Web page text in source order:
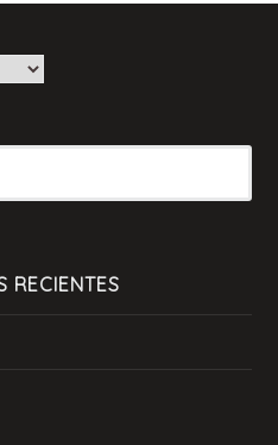
RECIENTES